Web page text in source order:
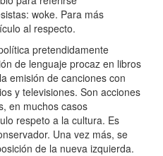
woke. Para más
al respecto.
pretendidamente
de lenguaje procaz en libros
emisión de canciones con
y televisiones. Son acciones
en muchos casos
respeto a la cultura. Es
Una vez más, se
de la nueva izquierda.